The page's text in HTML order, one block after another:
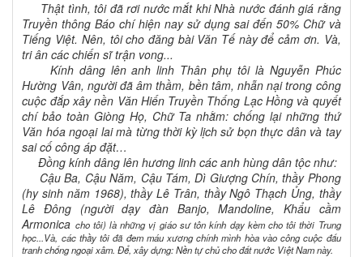
Thật tình, tôi đã rơi nước mắt khi Nhà nước đánh giá rằng
Truyền thông Báo chí hiện nay sử dụng sai đến 50% Chữ và
Tiếng Việt. Nên, tôi cho đăng bài Văn Tế này để cảm ơn. Và,
tri ân các chiến sĩ trận vong...
Kính dâng lên anh linh Thân phụ tôi là Nguyễn Phúc
Hường Vân, người đã âm thầm, bền tâm, nhẫn nại trong công
cuộc đắp xây nền Văn Hiến Truyền Thống Lạc Hồng và quyết
chí bảo toàn Giòng Họ, Chữ Ta nhằm: chống lại những thứ
Văn hóa ngoại lai mà từng thời kỳ lịch sử bọn thực dân và tay
sai cố công áp đặt…
Đồng kính dâng lên hương linh các anh hùng dân tộc như:
Cậu Ba, Cậu Năm, Cậu Tám, Dì Giượng Chín, thầy Phong
(hy sinh năm 1968), thầy Lê Trân, thầy Ngô Thạch Ủng, thầy
Lê Đông (người dạy đàn Banjo, Mandoline, Khẩu cầm
Armonica cho tôi) là những vị giáo sư tôn kính dạy kèm cho tôi thời Trung
học...Và, các thầy tôi đã đem máu xương chính mình hòa vào công cuộc đấu
tranh chống ngoại xâm. Để, xây dựng: Nền tự chủ cho đất nước Việt Nam này.